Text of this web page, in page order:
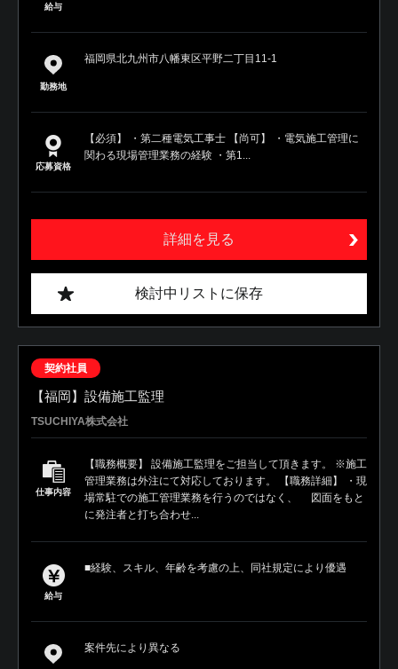
給与
勤務地
福岡県北九州市八幡東区平野二丁目11-1
応募資格
【必須】 ・第二種電気工事士 【尚可】 ・電気施工管理に
関わる現場管理業務の経験 ・第1...
詳細を見る
検討中リストに保存
契約社員
【福岡】設備施工監理
TSUCHIYA株式会社
仕事内容
【職務概要】 設備施工監理をご担当して頂きます。 ※施工
管理業務は外注にて対応しております。 【職務詳細】 ・現
場常駐での施工管理業務を行うのではなく、 図面をもと
に発注者と打ち合わせ...
給与
■経験、スキル、年齢を考慮の上、同社規定により優遇
案件先により異なる